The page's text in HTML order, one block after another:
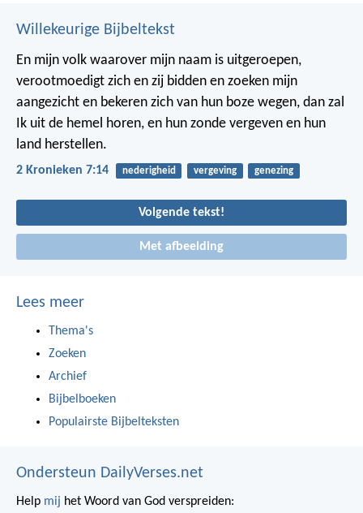
Willekeurige Bijbeltekst
En mijn volk waarover mijn naam is uitgeroepen,
verootmoedigt zich en zij bidden en zoeken mijn
aangezicht en bekeren zich van hun boze wegen, dan zal
Ik uit de hemel horen, en hun zonde vergeven en hun
land herstellen.
2 Kronieken 7:14 nederigheid vergeving genezing
Volgende tekst!
Met afbeelding
Lees meer
Thema's
Zoeken
Archief
Bijbelboeken
Populairste Bijbelteksten
Ondersteun DailyVerses.net
Help mij het Woord van God verspreiden: